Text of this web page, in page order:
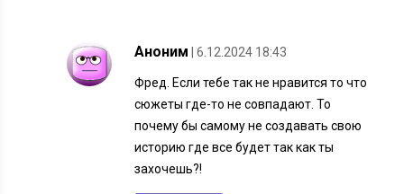
Аноним | 6.12.2024 18:43
Фред. Если тебе так не нравится то что
сюжеты где-то не совпадают. То
почему бы самому не создавать свою
историю где все будет так как ты
захочешь?!